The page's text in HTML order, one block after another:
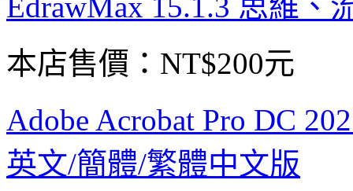
本店售價： NT$200元
Adobe Acrobat Pro DC
英文/簡體/繁體中文版